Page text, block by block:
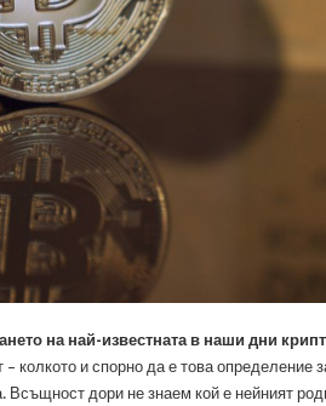
на най-известната в наши дни
колкото и спорно да е това определение
Всъщност дори не знаем кой е нейният